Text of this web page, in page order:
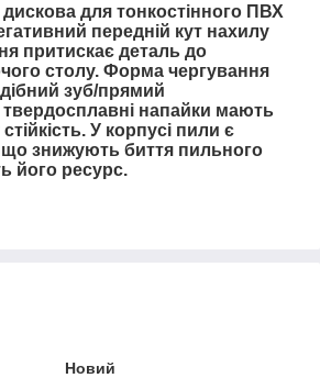
для тонкостінного ПВХ
передній кут нахилу
притискає деталь до
столу. Форма чергування
зуб/прямий
твердосплавні напайки мають
У корпусі пили є
що знижують биття пильного
його ресурс.
Новий